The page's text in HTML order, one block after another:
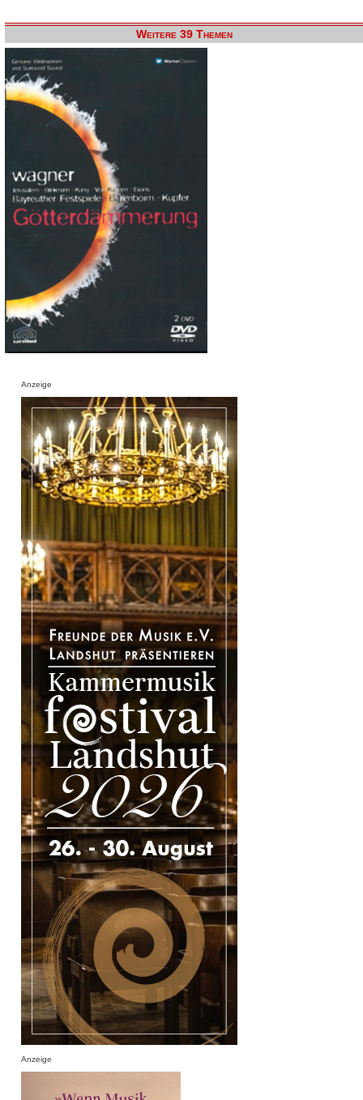
Weitere 39 Themen
Anzeige
Anzeige